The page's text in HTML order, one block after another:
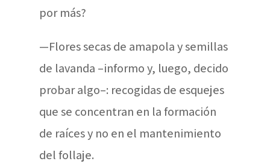
por más?
—Flores secas de amapola y semillas
de lavanda –informo y, luego, decido
probar algo–: recogidas de esquejes
que se concentran en la formación
de raíces y no en el mantenimiento
del follaje.